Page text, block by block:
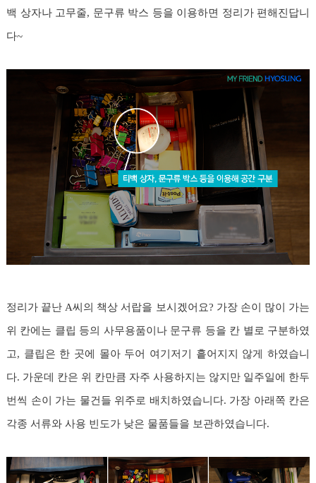
백 상자나 고무줄, 문구류 박스 등을 이용하면 정리가 편해진답니
다~
정리가 끝난 A씨의 책상 서랍을 보시겠어요? 가장 손이 많이 가는
위 칸에는 클립 등의 사무용품이나 문구류 등을 칸 별로 구분하였
고, 클립은 한 곳에 몰아 두어 여기저기 흩어지지 않게 하였습니
다. 가운데 칸은 위 칸만큼 자주 사용하지는 않지만 일주일에 한두
번씩 손이 가는 물건들 위주로 배치하였습니다. 가장 아래쪽 칸은
각종 서류와 사용 빈도가 낮은 물품들을 보관하였습니다.